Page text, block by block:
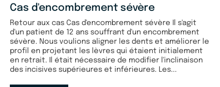
Cas d'encombrement sévère
Retour aux cas Cas d'encombrement sévère Il s'agit
d'un patient de 12 ans souffrant d'un encombrement
sévère. Nous voulions aligner les dents et améliorer le
profil en projetant les lèvres qui étaient initialement
en retrait. Il était nécessaire de modifier l'inclinaison
des incisives supérieures et inférieures. Les...